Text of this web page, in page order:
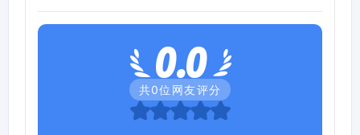
0.0
共0位网友评分